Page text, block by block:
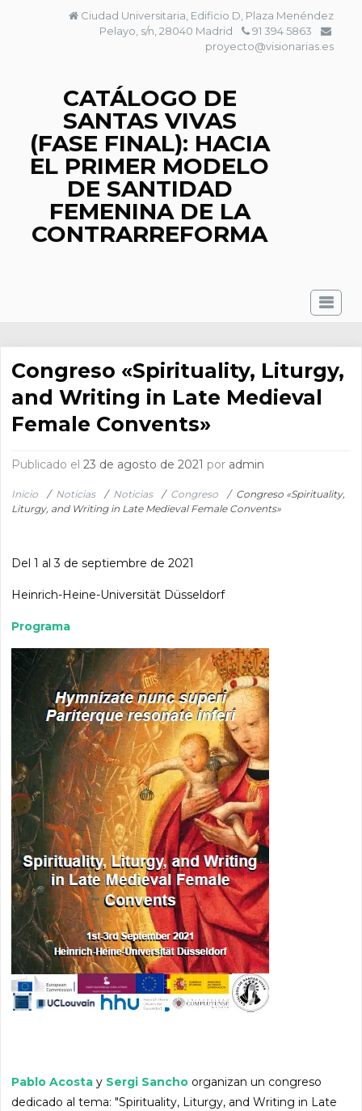
Ciudad Universitaria, Edificio D, Plaza Menéndez
Pelayo, s/n, 28040 Madrid
91 394 5863
proyecto@visionarias.es
CATÁLOGO DE
SANTAS VIVAS
(FASE FINAL): HACIA
EL PRIMER MODELO
DE SANTIDAD
FEMENINA DE LA
CONTRARREFORMA
Congreso «Spirituality, Liturgy,
and Writing in Late Medieval
Female Convents»
Publicado el23 de agosto de 2021 por admin
Inicio / Noticias / Noticias / Congreso / Congreso «Spirituality,
Liturgy, and Writing in Late Medieval Female Convents»
Del 1 al 3 de septiembre de 2021
Heinrich-Heine-Universität Düsseldorf
Programa
Pablo Acosta y Sergi Sancho organizan un congreso
dedicado al tema: "Spirituality, Liturgy, and Writing in Late